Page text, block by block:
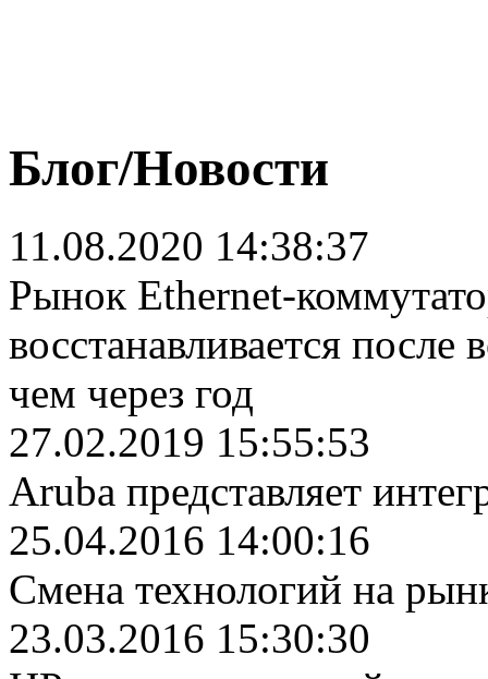
Блог/Новости
11.08.2020 14:38:37
Рынок Ethernet-
восстанавливается
чем через год
27.02.2019 15:55:53
Aruba представляет
25.04.2016 14:00:16
Cмена технологий на
23.03.2016 15:30:30